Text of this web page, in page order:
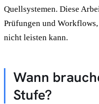
Quellsystemen. Diese
Prüfungen und
nicht leisten kann.
Wann
Stufe?